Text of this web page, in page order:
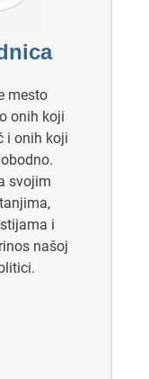
mesto
onih koji
i onih koji
svojim
i
našoj